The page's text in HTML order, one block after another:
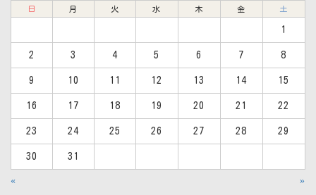
日 月 火 水 木 金 土
1
2 3 4 5 6 7 8
9 10 11 12 13 14 15
16 17 18 19 20 21 22
23 24 25 26 27 28 29
30 31
« »